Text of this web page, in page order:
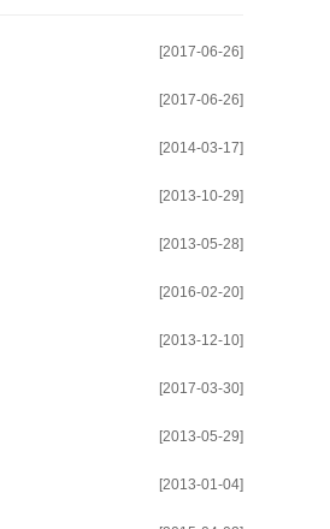
[2017-06-26]
[2017-06-26]
[2014-03-17]
[2013-10-29]
[2013-05-28]
[2016-02-20]
[2013-12-10]
[2017-03-30]
[2013-05-29]
[2013-01-04]